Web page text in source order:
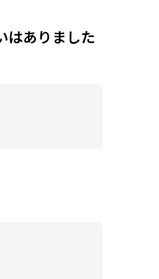
はありました